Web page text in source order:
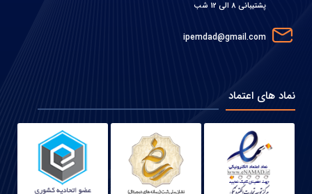
پشتیبانی 8 الی 12 شب
ipemdad@gmail.com
نماد های اعتماد